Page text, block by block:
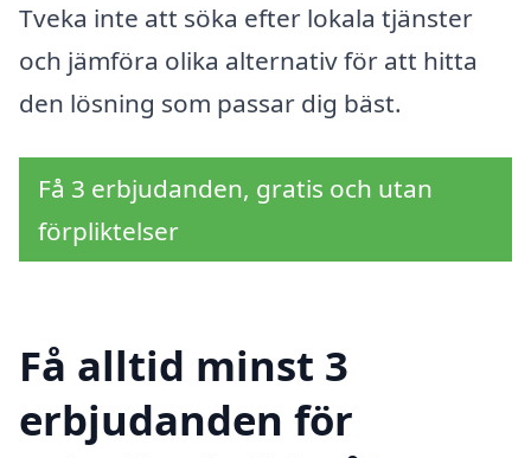
Tveka inte att söka efter lokala tjänster
och jämföra olika alternativ för att hitta
den lösning som passar dig bäst.
Få 3 erbjudanden, gratis och utan
förpliktelser
Få alltid minst 3
erbjudanden för